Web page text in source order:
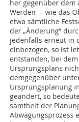
her gegenüber dem
Werden – wie das
etwa sämtliche
der „Änderung“
jedenfalls erneut in
einbezogen, so ist
entstanden, bei
Ursprungsplans
demgegenüber
Ursprungsplanung
geändert, so
samtheit der
Abwägungsprozess